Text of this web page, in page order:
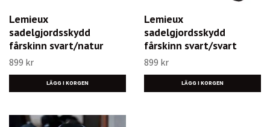
Lemieux
sadelgjordsskydd
fårskinn svart/natur
899 kr
LÄGG I KORGEN
Lemieux
sadelgjordsskydd
fårskinn svart/svart
899 kr
LÄGG I KORGEN